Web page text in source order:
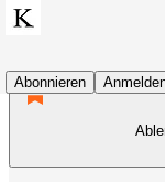
Abonnieren